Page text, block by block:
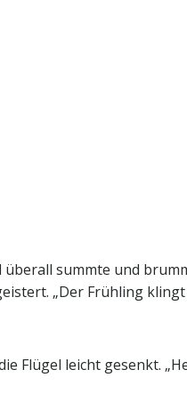
summte und
„Der Frühling
Flügel leicht gesenkt.